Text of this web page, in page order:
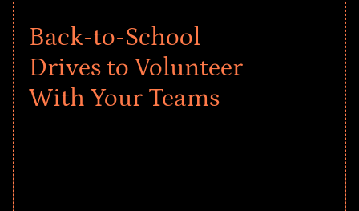
Back-to-School
Drives to Volunteer
With Your Teams